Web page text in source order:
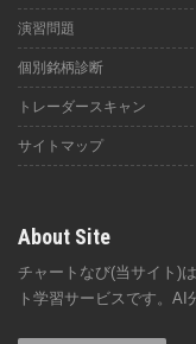
演習問題
個別銘柄診断
トレーダースキャン
サイトマップ
About Site
チャートなび(当サイト)
ト学習サービスです。AI